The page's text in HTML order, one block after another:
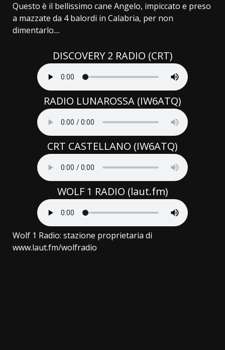
Questo è il bellissimo cane Angelo, impiccato e preso
a mazzate da 4 balordi in Calabria, per non
dimentarlo....
DISCOVERY 2 RADIO (CRT)
RADIO LUNAROSSA (IW6ATQ)
CRT CASTELLANO (IW6ATQ)
WOLF 1 RADIO (laut.fm)
Wolf 1 Radio: stazione proprietaria di
www.laut.fm/wolfradio